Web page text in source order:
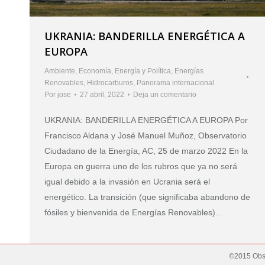
UKRANIA: BANDERILLA ENERGÉTICA A
EUROPA
Ambiente Economía Energía y Política Energías
Renovables Hidrocarburos Panorama internacional
Por jose 27 abril, 2022 Deja un comentario
UKRANIA: BANDERILLA ENERGÉTICA A EUROPA Por
Francisco Aldana y José Manuel Muñoz, Observatorio
Ciudadano de la Energía, AC, 25 de marzo 2022 En la
Europa en guerra uno de los rubros que ya no será
igual debido a la invasión en Ucrania será el
energético. La transición (que significaba abandono de
fósiles y bienvenida de Energías Renovables)…
©2015